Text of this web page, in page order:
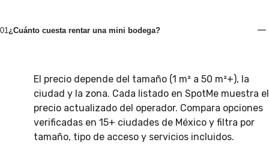
01 ¿Cuánto cuesta rentar una mini bodega?
El precio depende del tamaño (1 m² a 50 m²+), la
ciudad y la zona. Cada listado en SpotMe muestra el
precio actualizado del operador. Compara opciones
verificadas en 15+ ciudades de México y filtra por
tamaño, tipo de acceso y servicios incluidos.